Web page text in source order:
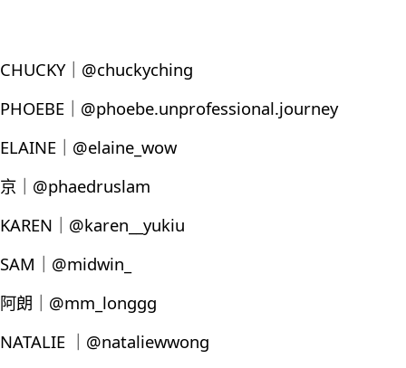
CHUCKY｜@chuckyching
PHOEBE｜@phoebe.unprofessional.journey
ELAINE｜@elaine_wow
京｜@phaedruslam
KAREN｜@karen__yukiu
SAM｜@midwin_
阿朗｜@mm_longgg
NATALIE ｜@nataliewwong